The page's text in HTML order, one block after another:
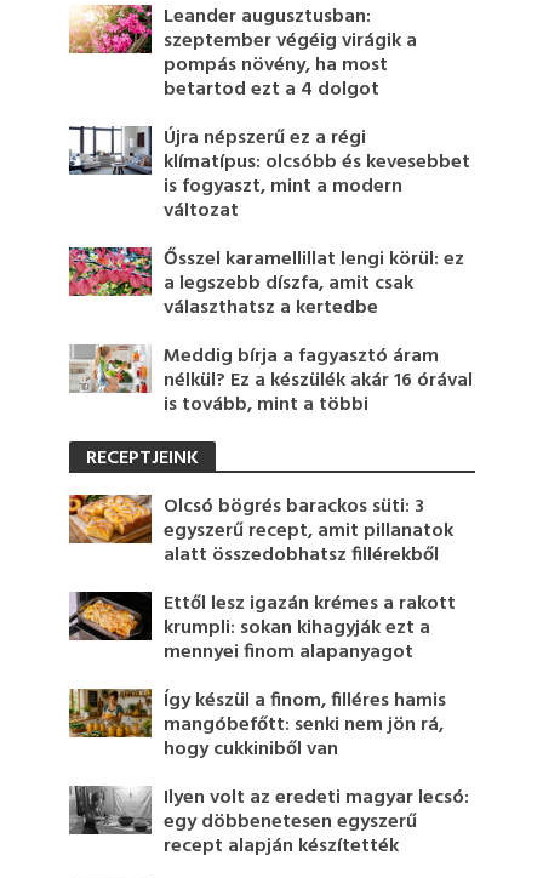
Leander augusztusban:
szeptember végéig virágik a
pompás növény, ha most
betartod ezt a 4 dolgot
Újra népszerű ez a régi
klímatípus: olcsóbb és kevesebbet
is fogyaszt, mint a modern
változat
Ősszel karamellillat lengi körül: ez
a legszebb díszfa, amit csak
választhatsz a kertedbe
Meddig bírja a fagyasztó áram
nélkül? Ez a készülék akár 16 órával
is tovább, mint a többi
RECEPTJEINK
Olcsó bögrés barackos süti: 3
egyszerű recept, amit pillanatok
alatt összedobhatsz fillérekből
Ettől lesz igazán krémes a rakott
krumpli: sokan kihagyják ezt a
mennyei finom alapanyagot
Így készül a finom, filléres hamis
mangóbefőtt: senki nem jön rá,
hogy cukkiniből van
Ilyen volt az eredeti magyar lecsó:
egy döbbenetesen egyszerű
recept alapján készítették